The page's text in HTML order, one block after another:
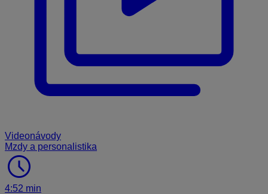
Videonávody
Mzdy a personalistika
schedule
4:52 min